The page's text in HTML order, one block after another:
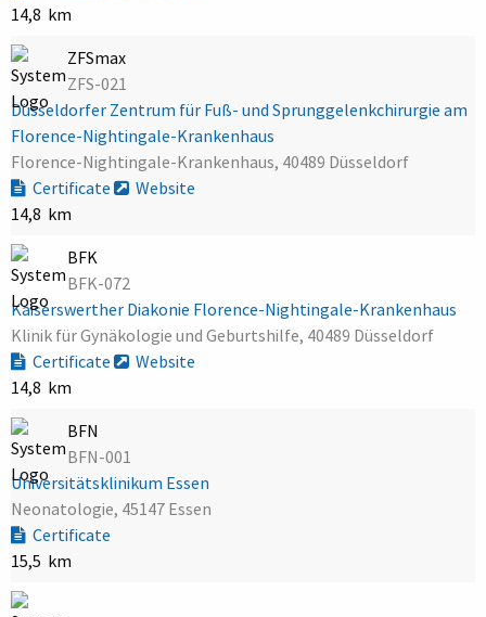
14,8 km
ZFSmax
ZFS-021
Düsseldorfer Zentrum für Fuß- und Sprunggelenkchirurgie am
Florence-Nightingale-Krankenhaus
Florence-Nightingale-Krankenhaus, 40489 Düsseldorf
Certificate
Website
14,8 km
BFK
BFK-072
Kaiserswerther Diakonie Florence-Nightingale-Krankenhaus
Klinik für Gynäkologie und Geburtshilfe, 40489 Düsseldorf
Certificate
Website
14,8 km
BFN
BFN-001
Universitätsklinikum Essen
Neonatologie, 45147 Essen
Certificate
15,5 km